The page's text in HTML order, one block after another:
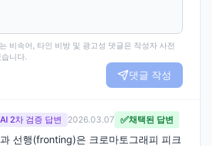
비속어, 타인 비방 및 광고성 댓글은 작성자 사전
니다.
댓글 작성
2차 검증 답변 2026.03.07 ✅채택된 답변
선행(fronting)은 크로마토그래피 피크